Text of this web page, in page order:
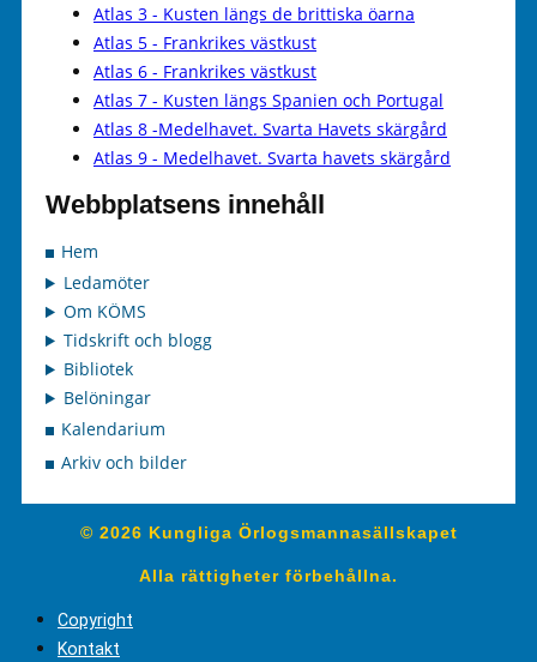
Atlas 3 - Kusten längs de brittiska öarna
Atlas 5 - Frankrikes västkust
Atlas 6 - Frankrikes västkust
Atlas 7 - Kusten längs Spanien och Portugal
Atlas 8 -Medelhavet. Svarta Havets skärgård
Atlas 9 - Medelhavet. Svarta havets skärgård
Webbplatsens innehåll
Hem
Ledamöter
Om KÖMS
Tidskrift och blogg
Bibliotek
Belöningar
Kalendarium
Arkiv och bilder
© 2026 Kungliga Örlogsmannasällskapet
Alla rättigheter förbehållna.
Copyright
Kontakt